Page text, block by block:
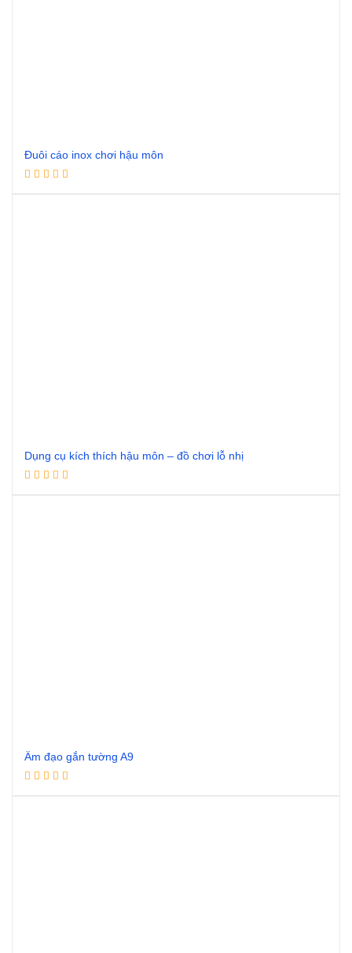
Đuôi cáo inox chơi hậu môn
Dụng cụ kích thích hậu môn – đồ chơi lỗ nhị
Âm đạo gắn tường A9